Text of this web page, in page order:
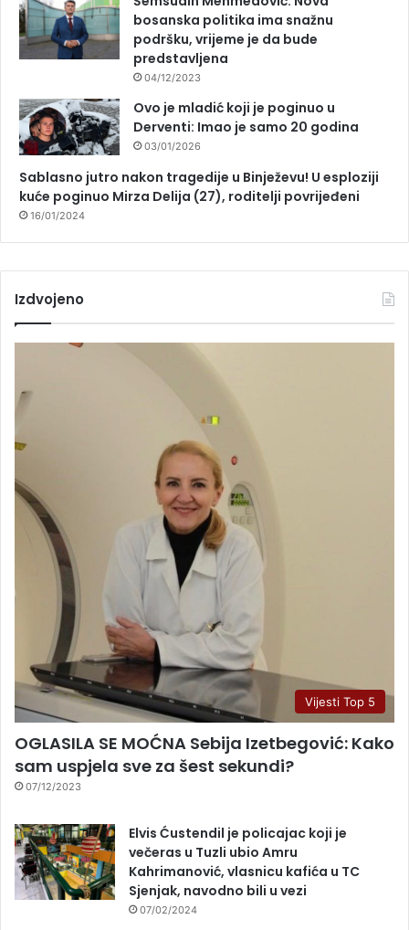
bosanska politika ima snažnu
podršku, vrijeme je da bude
predstavljena
04/12/2023
Ovo je mladić koji je poginuo u
Derventi: Imao je samo 20 godina
03/01/2026
Sablasno jutro nakon tragedije u Binježevu! U esploziji
kuće poginuo Mirza Delija (27), roditelji povrijeđeni
16/01/2024
Izdvojeno
Vijesti Top 5
OGLASILA SE MOĆNA Sebija Izetbegović: Kako
sam uspjela sve za šest sekundi?
07/12/2023
Elvis Ćustendil je policajac koji je
večeras u Tuzli ubio Amru
Kahrimanović, vlasnicu kafića u TC
Sjenjak, navodno bili u vezi
07/02/2024